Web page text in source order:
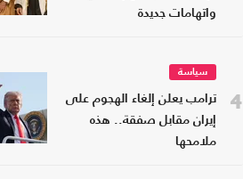
واتهامات جديدة
4
سياسة
ترامب يعلن إلغاء الهجوم على
إيران مقابل صفقة.. هذه
ملامحها